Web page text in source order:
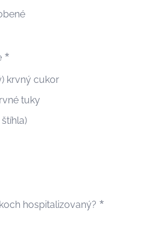
krvný cukor
tuky
hospitalizovaný?